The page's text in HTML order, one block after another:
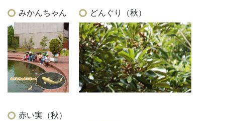
みかんちゃん どんぐり（秋）
赤い実（秋）